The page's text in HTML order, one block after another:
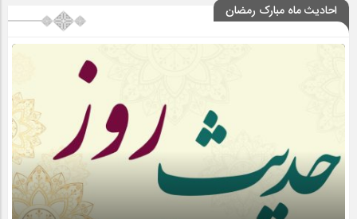
احادیث ماه مبارک رمضان